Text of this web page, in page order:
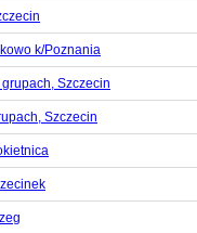
k/Poznania
Szczecin
Szczecin